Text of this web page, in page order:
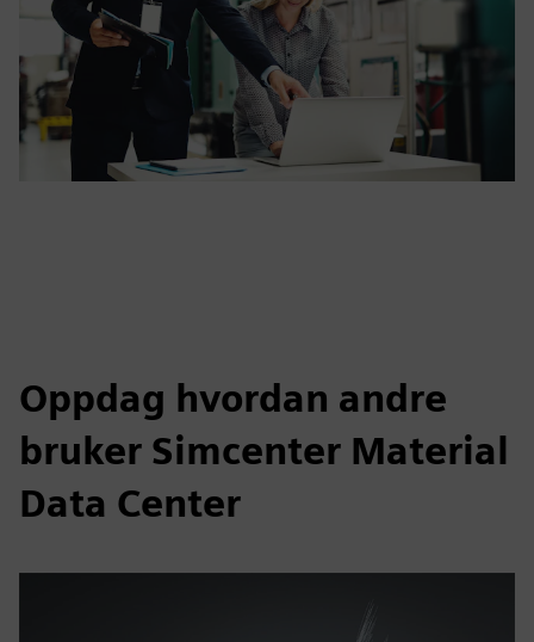
Oppdag hvordan andre
bruker Simcenter Material
Data Center